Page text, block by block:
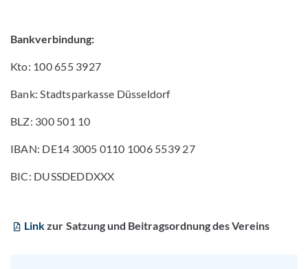
Bankverbindung:
Kto: 100 655 3927
Bank: Stadtsparkasse Düsseldorf
BLZ: 300 501 10
IBAN: DE14 3005 0110 1006 5539 27
BIC: DUSSDEDDXXX
Linkzur Satzung und Beitragsordnung des Vereins